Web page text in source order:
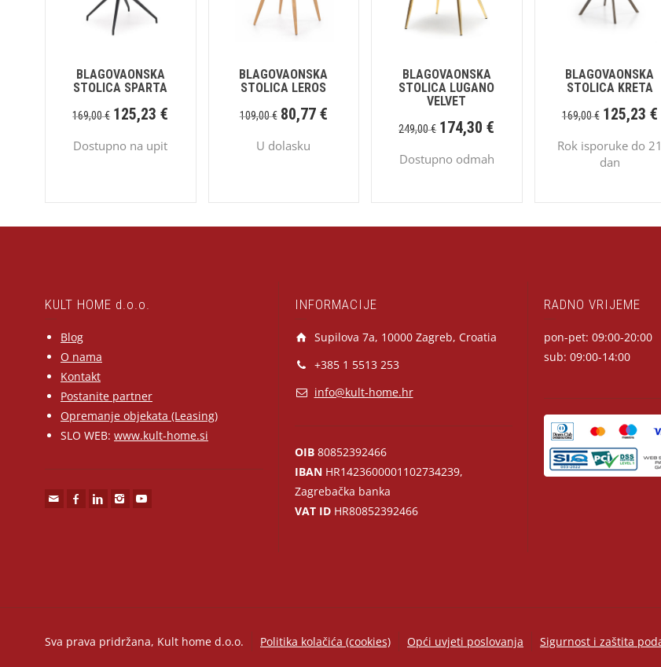
BLAGOVAONSKA
STOLICA SPARTA
169,00€ 125,23€
Dostupno na upit
BLAGOVAONSKA
STOLICA LEROS
109,00€ 80,77 €
U dolasku
BLAGOVAONSKA
STOLICA LUGANO
VELVET
249,00€ 174,30€
Dostupno odmah
BLAGOVAONSKA
STOLICA KRETA
169,00€ 125,23 €
Rok isporuke do 21
dan
KULT HOME d.o.o.
Blog
O nama
Kontakt
Postanite partner
Opremanje objekata (Leasing)
SLO WEB: www.kult-home.si
INFORMACIJE
Supilova 7a, 10000 Zagreb, Croatia
+385 1 5513 253
info@kult-home.hr
OIB80852392466
IBANHR1423600001102734239,
Zagrebačka banka
VAT IDHR80852392466
RADNO VRIJEME
pon-pet: 09:00-20:00
sub: 09:00-14:00
Sva prava pridržana, Kult home d.o.o. Politika kolačića (cookies) Opći uvjeti poslovanja Sigurnost i zaštita